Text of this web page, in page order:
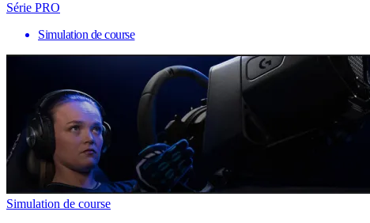
Série PRO
Simulation de course
Simulation de course